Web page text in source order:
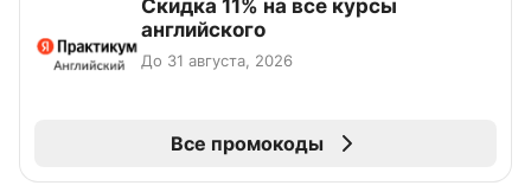
Скидка 11% на все курсы
английского
До 31 августа, 2026
Все промокоды